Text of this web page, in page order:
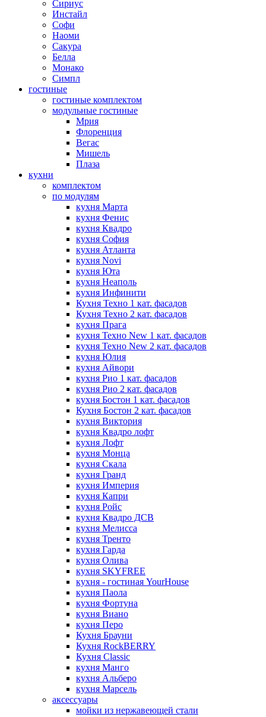
Сириус
Инстайл
Софи
Наоми
Сакура
Белла
Монако
Симпл
гостиные
гостиные комплектом
модульные гостиные
Мрия
Флоренция
Вегас
Мишель
Плаза
кухни
комплектом
по модулям
кухня Марта
кухня Фенис
кухня Квадро
кухня София
кухня Атланта
кухня Novi
кухня Юта
кухня Неаполь
кухня Инфинити
Кухня Техно 1 кат. фасадов
Кухня Техно 2 кат. фасадов
кухня Прага
кухня Техно New 1 кат. фасадов
кухня Техно New 2 кат. фасадов
кухня Юлия
кухня Айвори
кухня Рио 1 кат. фасадов
кухня Рио 2 кат. фасадов
кухня Бостон 1 кат. фасадов
Кухня Бостон 2 кат. фасадов
кухня Виктория
кухня Квадро лофт
кухня Лофт
кухня Монца
кухня Скала
кухня Гранд
кухня Империя
кухня Капри
кухня Ройс
кухня Квадро ДСВ
кухня Мелисса
кухня Тренто
кухня Гарда
кухня Олива
кухня SKYFREE
кухня - гостиная YourHouse
кухня Паола
кухня Фортуна
кухня Виано
кухня Перо
Кухня Брауни
Кухня RockBERRY
Кухня Classic
кухня Манго
кухня Альберо
кухня Марсель
аксессуары
мойки из нержавеющей стали